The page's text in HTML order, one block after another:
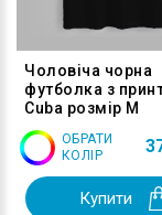
Чоловіча чорна
футболка з
Cuba розмір M
ОБРАТИ
КОЛІР
Купити